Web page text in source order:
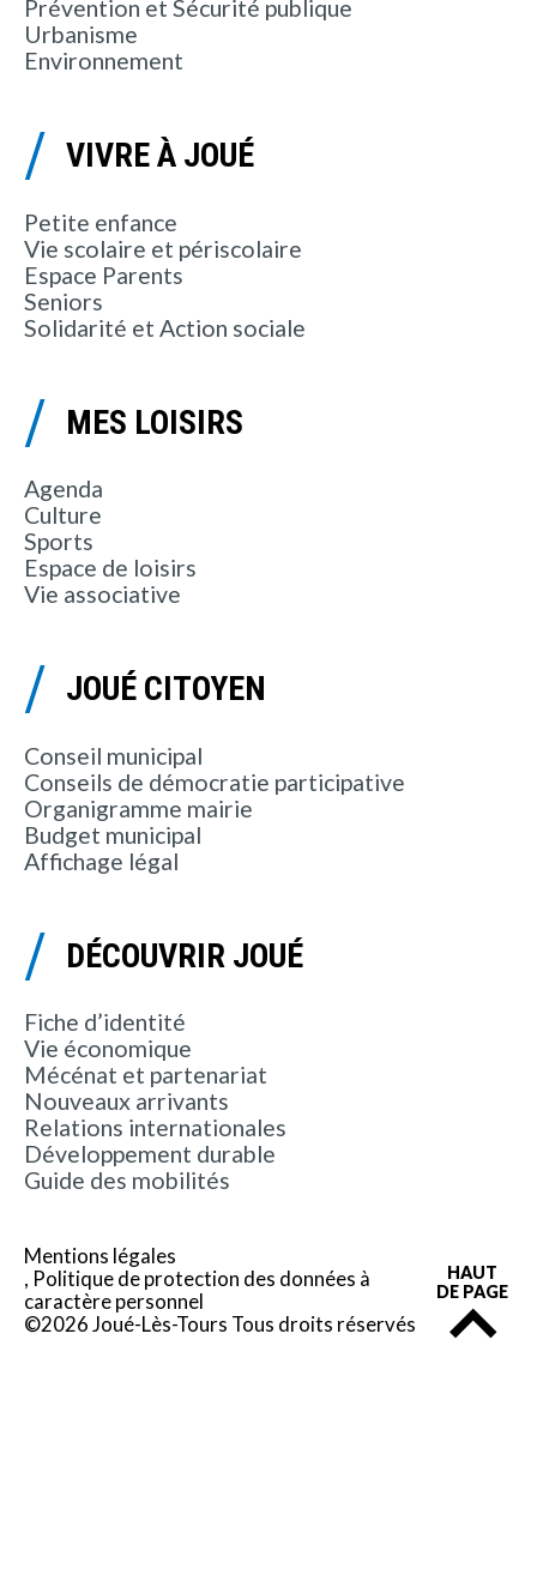
Prévention et Sécurité publique
Urbanisme
Environnement
VIVRE À JOUÉ
Petite enfance
Vie scolaire et périscolaire
Espace Parents
Seniors
Solidarité et Action sociale
MES LOISIRS
Agenda
Culture
Sports
Espace de loisirs
Vie associative
JOUÉ CITOYEN
Conseil municipal
Conseils de démocratie participative
Organigramme mairie
Budget municipal
Affichage légal
DÉCOUVRIR JOUÉ
Fiche d’identité
Vie économique
Mécénat et partenariat
Nouveaux arrivants
Relations internationales
Développement durable
Guide des mobilités
Mentions légales
Politique de protection des données à
caractère personnel
©2026 Joué-Lès-Tours Tous droits réservés
HAUT
DE PAGE